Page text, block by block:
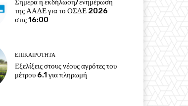
Σήμερα η εκδήλωση/ενημέρωση
της ΑΑΔΕ για το ΟΣΔΕ 2026
στις 16:00
ΕΠΙΚΑΙΡΌΤΗΤΑ
Εξελίξεις στους νέους αγρότες του
μέτρου 6.1 για πληρωμή